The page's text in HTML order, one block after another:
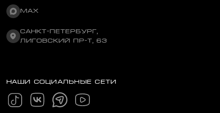
MAX
САНКТ-ПЕТЕРБУРГ,
ЛИГОВСКИЙ ПР-Т, 63
НАШИ СОЦИАЛЬНЫЕ СЕТИ